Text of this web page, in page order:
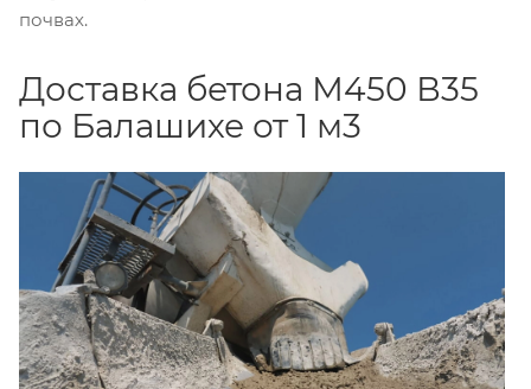
почвах.
Доставка бетона М450 В35
по Балашихе от 1 м3